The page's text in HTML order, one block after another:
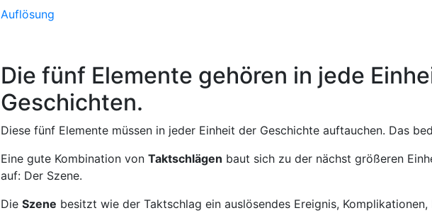
Auflösung
Die fünf Elemente gehören in jede
Geschichten.
Diese fünf Elemente müssen in jeder Einheit der Geschichte auftauchen. Das
Eine gute Kombination von Taktschlägen baut sich zu der nächst größeren
auf: Der Szene.
Die Szene besitzt wie der Taktschlag ein auslösendes Ereignis, Komplikationen,